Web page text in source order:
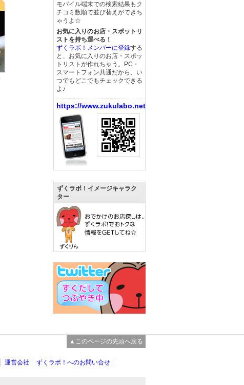
モバイル端末での検索結果もク
チコミ数順で並び替えができち
ゃうよ☆
お気に入りのお店・スポットリ
ストを持ち運べる！
ずくラボ！メンバーに登録する
と、お気に入りのお店・スポッ
トリストが作れちゃう。PC・
スマートフォン共通だから、い
つでもどこでもチェックできる
よ♪
https://www.zukulabo.net/
ずくラボ！イメージキャラク
ター
▲このページの先頭へ戻る
運営会社 ずくラボ！へのお問い合せ